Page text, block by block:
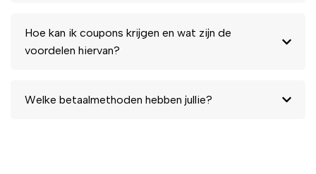
Hoe kan ik coupons krijgen en wat zijn de
voordelen hiervan?
Welke betaalmethoden hebben jullie?